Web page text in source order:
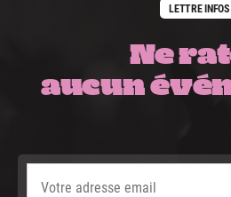
LETTRE INFOS
Ne
aucun